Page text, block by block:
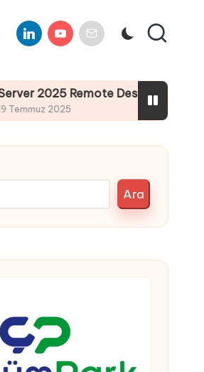
LinkedinYoutube
E-
Mail
Remote Desktop Services Bölüm4
Ara